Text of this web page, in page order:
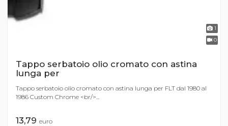
1
0
Tappo serbatoio olio cromato con astina
lunga per
Tappo serbatoio olio cromato con astina lunga per FLT dal 1980 al
1986 Custom Chrome <br/>...
13,79 euro